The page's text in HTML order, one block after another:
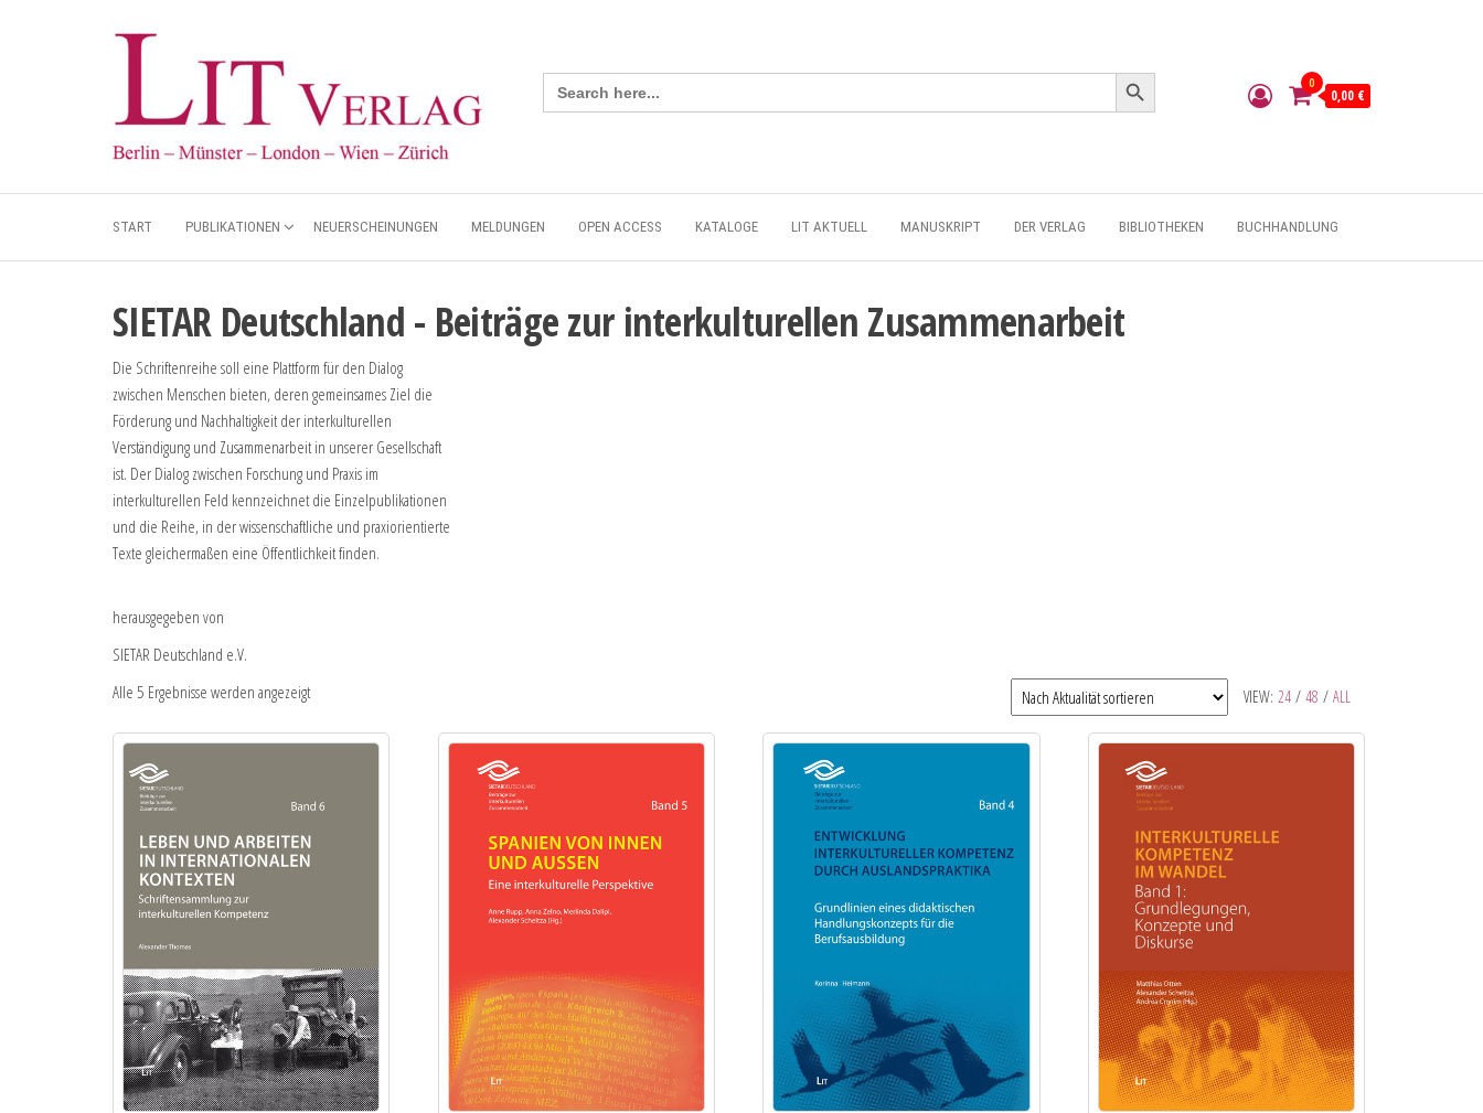
Search
for:
Search Button
0
0,00 €
START PUBLIKATIONEN NEUERSCHEINUNGEN MELDUNGEN OPEN ACCESS KATALOGE LIT AKTUELL MANUSKRIPT DER VERLAG BIBLIOTHEKEN BUCHHANDLUNG
SIETAR Deutschland - Beiträge zur interkulturellen Zusammenarbeit
Die Schriftenreihe soll eine Plattform für den Dialog
zwischen Menschen bieten, deren gemeinsames Ziel die
Förderung und Nachhaltigkeit der interkulturellen
Verständigung und Zusammenarbeit in unserer Gesellschaft
ist. Der Dialog zwischen Forschung und Praxis im
interkulturellen Feld kennzeichnet die Einzelpublikationen
und die Reihe, in der wissenschaftliche und praxiorientierte
Texte gleichermaßen eine Öffentlichkeit finden.
herausgegeben von
SIETAR Deutschland e.V.
VIEW: 24 / 48 / ALL
Alle 5 Ergebnisse werden angezeigt